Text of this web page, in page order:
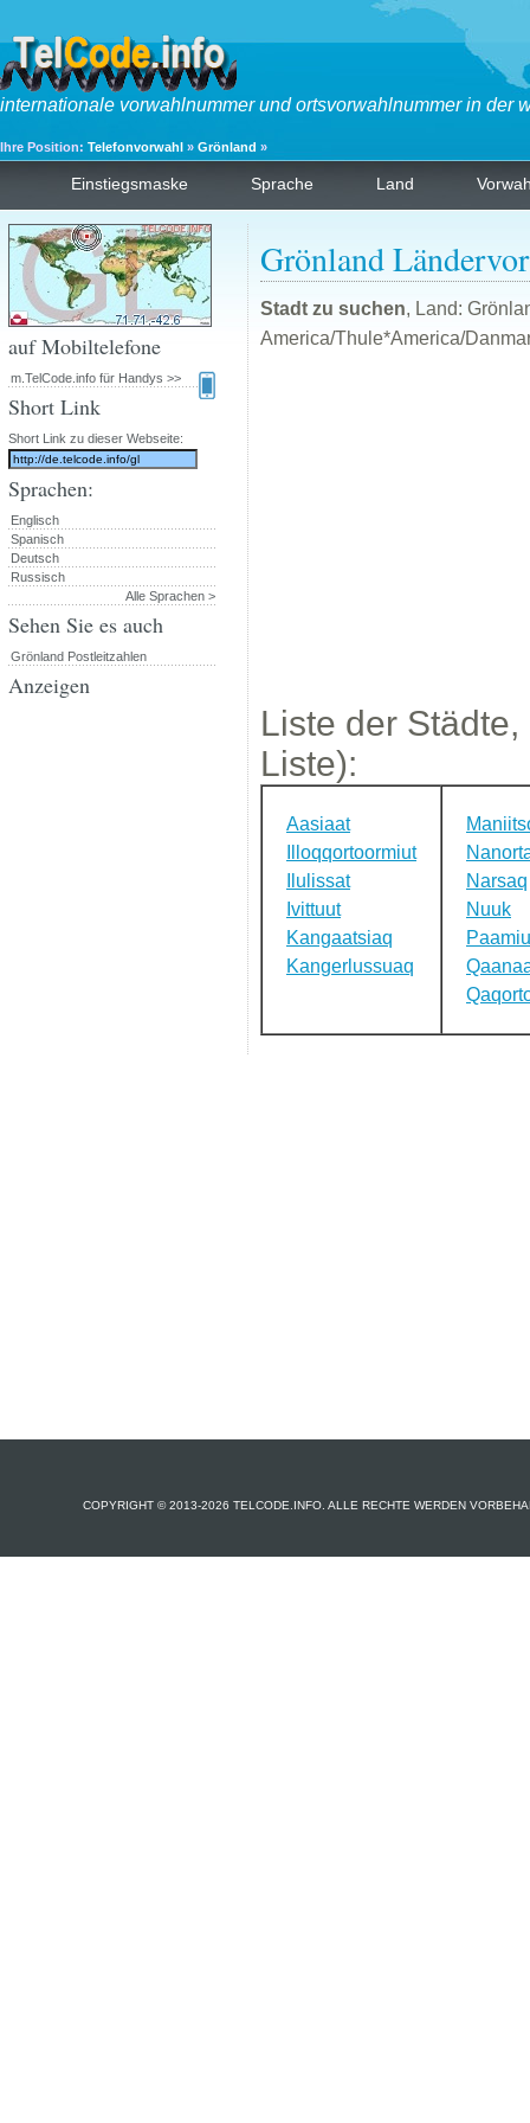
internationale vorwahlnummer und ortsvorwahlnummer in der
Ihre Position: Telefonvorwahl » Grönland »
Einstiegsmaske Sprache Land
Grönland
Stadt zu suchen, Land:
America/Thule*America/
Liste der
Liste):
Aasiaat
Illoqqortoormiut
Ilulissat
Ivittuut
Kangaatsiaq
Kangerlussuaq
Narsaq
Nuuk
auf Mobiltelefone
m.TelCode.info für Handys >>
Short Link
Short Link zu dieser Webseite:
Sprachen:
Englisch
Spanisch
Deutsch
Russisch
Alle Sprachen >
Sehen Sie es auch
Grönland Postleitzahlen
Anzeigen
COPYRIGHT © 2013-2026 TELCODE.INFO. ALLE RECHTE WERDEN